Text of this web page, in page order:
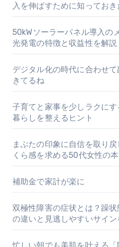
入を伸ばすために知っておき
50kWソーラーパネル導入の
光発電の特徴と収益性を解説
デジタル化の時代に合わせ
きてるね
子育てと家事を少しラクに
暮らしを整えるヒント
まぶたの印象に自信を取り
くら感を求める50代女性の
補助金で家計が楽に
双極性障害の症状とは？躁
の違いと見逃しやすいサイ